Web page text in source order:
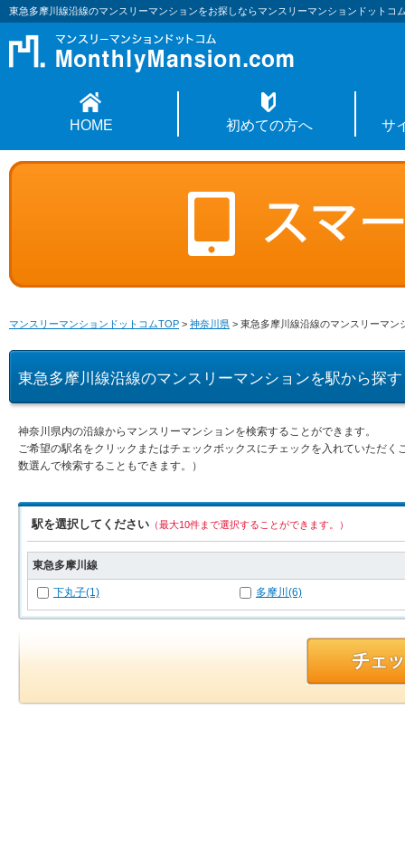
東急多摩川線沿線のマンスリーマンションをお探しならマンスリーマンションドットコ
HOME 初めての方へ サ
マンスリーマンションドットコムTOP > 神奈川県 > 東急多摩川線沿線のマンスリーマン
東急多摩川線沿線のマンスリーマンションを駅から探す
神奈川県内の沿線からマンスリーマンションを検索することができます。
ご希望の駅名をクリックまたはチェックボックスにチェックを入れていただ
数選んで検索することもできます。）
駅を選択してください （最大10件まで選択することができます。）
東急多摩川線
下丸子(1) 多摩川(6)